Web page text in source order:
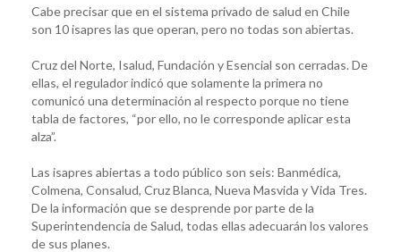
Cabe precisar que en el sistema privado de salud en Chile
son 10 isapres las que operan, pero no todas son abiertas.
Cruz del Norte, Isalud, Fundación y Esencial son cerradas. De
ellas, el regulador indicó que solamente la primera no
comunicó una determinación al respecto porque no tiene
tabla de factores, “por ello, no le corresponde aplicar esta
alza”.
Las isapres abiertas a todo público son seis: Banmédica,
Colmena, Consalud, Cruz Blanca, Nueva Masvida y Vida Tres.
De la información que se desprende por parte de la
Superintendencia de Salud, todas ellas adecuarán los valores
de sus planes.